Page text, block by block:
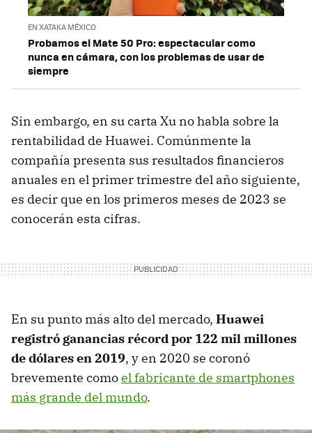
EN XATAKA MÉXICO
Probamos el Mate 50 Pro: espectacular como
nunca en cámara, con los problemas de usar de
siempre
Sin embargo, en su carta Xu no habla sobre la
rentabilidad de Huawei. Comúnmente la
compañía presenta sus resultados financieros
anuales en el primer trimestre del año siguiente,
es decir que en los primeros meses de 2023 se
conocerán esta cifras.
En su punto más alto del mercado, Huawei
registró ganancias récord por 122 mil millones
de dólares en 2019, y en 2020 se coronó
brevemente comoel fabricante de smartphones
más grande del mundo.